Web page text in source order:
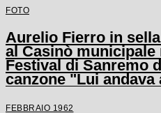
FOTO
Aurelio Fierro in
al Casinò
Festival di Sanremo
canzone "Lui andava
FEBBRAIO 1962